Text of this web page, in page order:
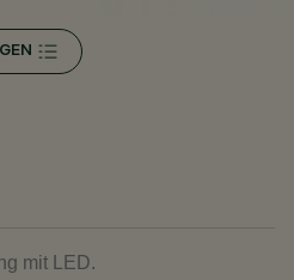
mit LED.